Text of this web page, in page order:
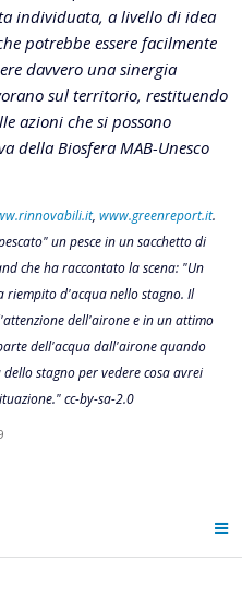
individuata, a livello di idea
potrebbe essere facilmente
davvero una sinergia
sul territorio, restituendo
azioni che si possono
della Biosfera MAB-Unesco
, www.greenreport.it.
un pesce in un sacchetto di
che ha raccontato la scena: "Un
riempito d'acqua nello stagno. Il
dell'airone e in un attimo
dell'acqua dall'airone quando
dello stagno per vedere cosa avrei
cc-by-sa-2.0